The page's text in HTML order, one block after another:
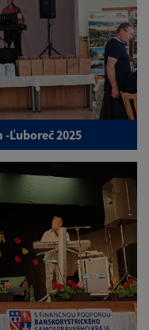
Ľuboreč 2025